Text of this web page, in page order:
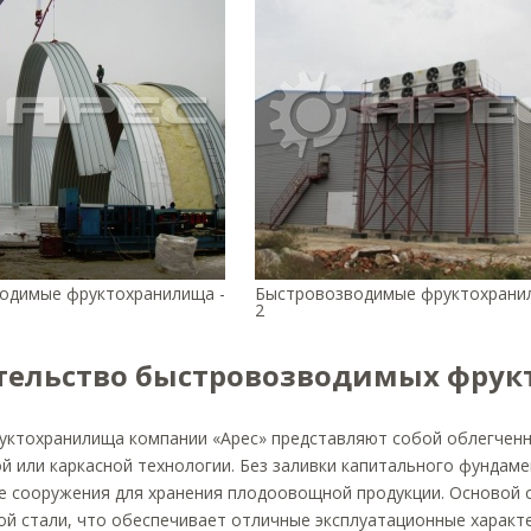
фруктохранилища - Быстровозводимые
2
быстровозводимых
компании «Арес» представляют собой
или каркасной технологии. Без заливки капитального
сооружения для хранения плодоовощной продукции. Основой
стали, что обеспечивает отличные эксплуатационные